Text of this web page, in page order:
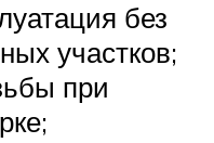
без
участков;
при